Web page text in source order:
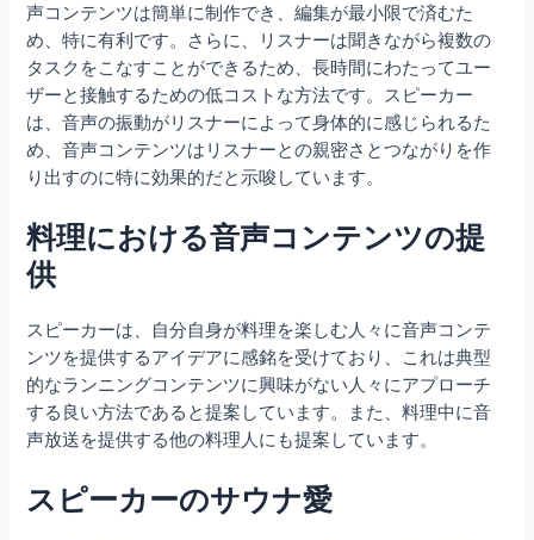
声コンテンツは簡単に制作でき、編集が最小限で済むた
め、特に有利です。さらに、リスナーは聞きながら複数の
タスクをこなすことができるため、長時間にわたってユー
ザーと接触するための低コストな方法です。スピーカー
は、音声の振動がリスナーによって身体的に感じられるた
め、音声コンテンツはリスナーとの親密さとつながりを作
り出すのに特に効果的だと示唆しています。
料理における音声コンテンツの提
供
スピーカーは、自分自身が料理を楽しむ人々に音声コンテ
ンツを提供するアイデアに感銘を受けており、これは典型
的なランニングコンテンツに興味がない人々にアプローチ
する良い方法であると提案しています。また、料理中に音
声放送を提供する他の料理人にも提案しています。
スピーカーのサウナ愛